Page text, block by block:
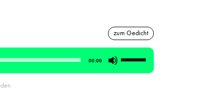
zum Gedicht
00:00
Pfeiltasten
Hoch/Runter